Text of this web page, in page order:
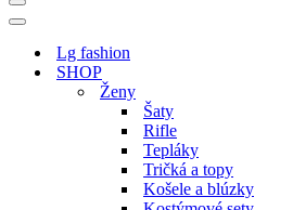
Menu
navigácie
Menu
navigácieLg fashion
SHOP
Ženy
Šaty
Rifle
Tepláky
Tričká a topy
Košele a blúzky